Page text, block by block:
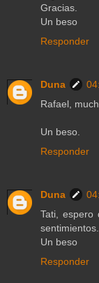
Gracias.
Un beso
Responder
Duna
Rafael,
Un beso.
Responder
Duna
Tati, espero
Un beso
Responder